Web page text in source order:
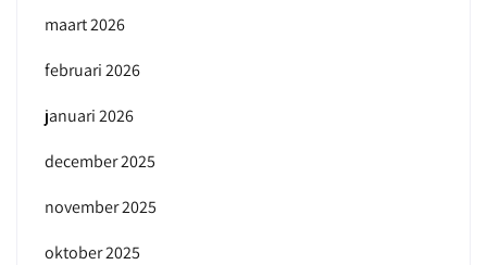
maart 2026
februari 2026
januari 2026
december 2025
november 2025
oktober 2025